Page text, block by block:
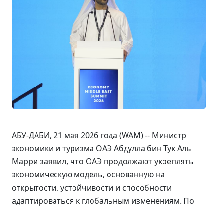
АБУ-ДАБИ, 21 мая 2026 года (WAM) -- Министр
экономики и туризма ОАЭ Абдулла бин Тук Аль
Марри заявил, что ОАЭ продолжают укреплять
экономическую модель, основанную на
открытости, устойчивости и способности
адаптироваться к глобальным изменениям. По